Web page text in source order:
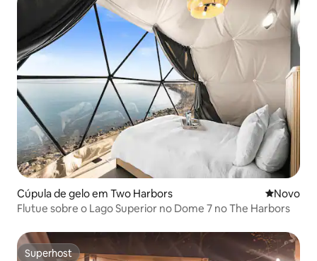
Cúpula de gelo em Two Harbors Novo
Novo
Flutue sobre o Lago Superior no Dome 7 no The Harbors
Superhost